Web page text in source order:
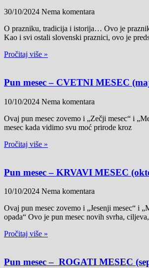
30/10/2024 Nema komentara
O prazniku, tradicija i istorija… Ovo je
Kao i svi ostali slovenski praznici, ovo je
Pročitaj više »
Pun mesec – CVETNI MESEC
10/10/2024 Nema komentara
Ovaj pun mesec zovemo i „Zečji mesec“ i
mesec kada vidimo svu moć prirode kroz
Pročitaj više »
Pun mesec – KRVAVI MESEC
10/10/2024 Nema komentara
Ovaj pun mesec zovemo i „Jesenji mesec“ i
opada“ Ovo je pun mesec novih svrha,
Pročitaj više »
Pun mesec – ROGATI MESEC